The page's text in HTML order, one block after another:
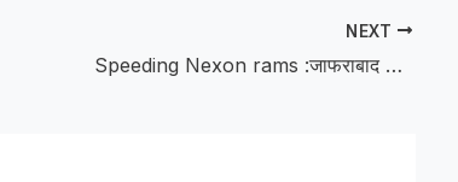
NEXT
Speeding Nexon rams :जाफराबाद चौफुलीवर भरधाव नेकसॉनची बलेनोला धडक; चालक जखमी, गुन्हा दाखल